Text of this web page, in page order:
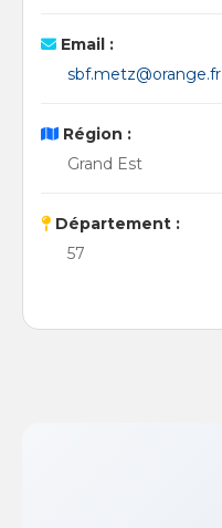
Email :
sbf.metz@orange.fr
Région :
Grand Est
Département :
57